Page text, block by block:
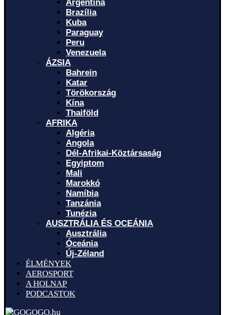
Argentína
Brazília
Kuba
Paraguay
Peru
Venezuela
ÁZSIA
Bahrein
Katar
Törökország
Kína
Thaiföld
AFRIKA
Algéria
Angola
Dél-Afrikai-Köztársaság
Egyiptom
Mali
Marokkó
Namíbia
Tanzánia
Tunézia
AUSZTRÁLIA ÉS OCEÁNIA
Ausztrália
Óceánia
Új-Zéland
ÉLMÉNYEK
AEROSPORT
A HOLNAP
PODCASTOK